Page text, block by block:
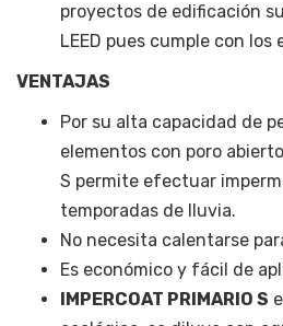
proyectos de edificación
LEED pues cumple con
VENTAJAS
Por su alta capacidad de
elementos con poro abierto
S permite efectuar
temporadas de lluvia.
No necesita calentarse
Es económico y fácil de
IMPERCOAT PRIMARIO S